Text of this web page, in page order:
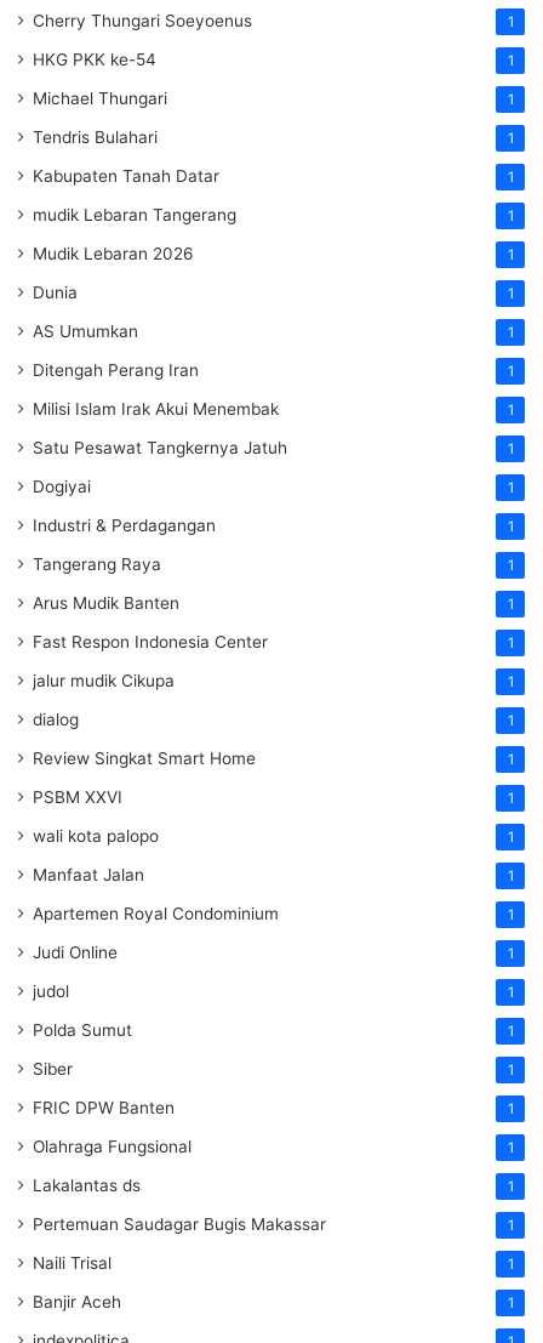
Cherry Thungari Soeyoenus 1
HKG PKK ke-54 1
Michael Thungari 1
Tendris Bulahari 1
Kabupaten Tanah Datar 1
mudik Lebaran Tangerang 1
Mudik Lebaran 2026 1
Dunia 1
AS Umumkan 1
Ditengah Perang Iran 1
Milisi Islam Irak Akui Menembak 1
Satu Pesawat Tangkernya Jatuh 1
Dogiyai 1
Industri & Perdagangan 1
Tangerang Raya 1
Arus Mudik Banten 1
Fast Respon Indonesia Center 1
jalur mudik Cikupa 1
dialog 1
Review Singkat Smart Home 1
PSBM XXVI 1
wali kota palopo 1
Manfaat Jalan 1
Apartemen Royal Condominium 1
Judi Online 1
judol 1
Polda Sumut 1
Siber 1
FRIC DPW Banten 1
Olahraga Fungsional 1
Lakalantas ds 1
Pertemuan Saudagar Bugis Makassar 1
Naili Trisal 1
Banjir Aceh 1